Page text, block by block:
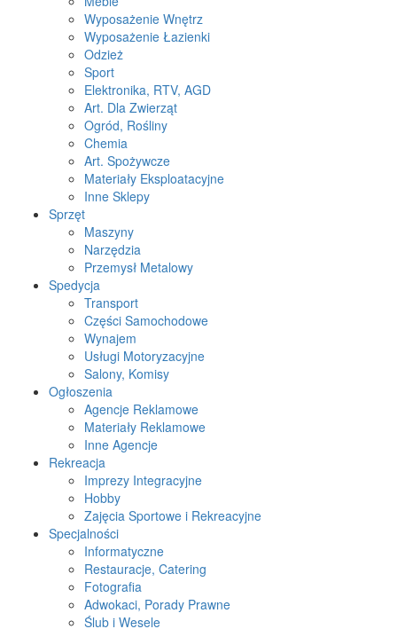
Wyposażenie Wnętrz
Wyposażenie Łazienki
Odzież
Sport
Elektronika, RTV, AGD
Art. Dla Zwierząt
Ogród, Rośliny
Chemia
Art. Spożywcze
Materiały Eksploatacyjne
Inne Sklepy
Sprzęt
Maszyny
Narzędzia
Przemysł Metalowy
Spedycja
Transport
Części Samochodowe
Wynajem
Usługi Motoryzacyjne
Salony, Komisy
Ogłoszenia
Agencje Reklamowe
Materiały Reklamowe
Inne Agencje
Rekreacja
Imprezy Integracyjne
Hobby
Zajęcia Sportowe i Rekreacyjne
Specjalności
Informatyczne
Restauracje, Catering
Fotografia
Adwokaci, Porady Prawne
Ślub i Wesele